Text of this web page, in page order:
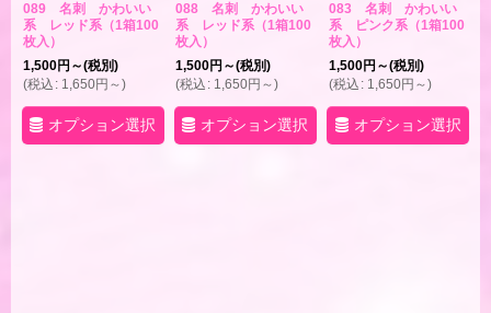
089 名刺 かわいい
系 レッド系（1箱100
枚入）
1,500円 ～(税別)
(税込 : 1,650円 ～)
オプション選択
088 名刺 かわいい
系 レッド系（1箱100
枚入）
1,500円 ～(税別)
(税込 : 1,650円 ～)
オプション選択
083 名刺 かわいい
系 ピンク系（1箱100
枚入）
1,500円 ～(税別)
(税込 : 1,650円 ～)
オプション選択